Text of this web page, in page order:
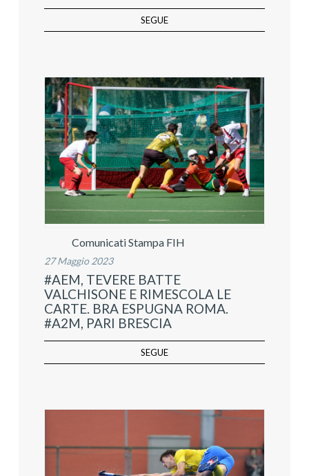
SEGUE
Comunicati Stampa FIH
27 Maggio 2023
#AEM, TEVERE BATTE
VALCHISONE E RIMESCOLA LE
CARTE. BRA ESPUGNA ROMA.
#A2M, PARI BRESCIA
SEGUE